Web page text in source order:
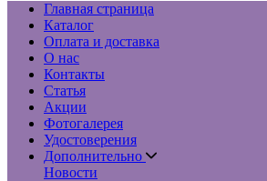
Главная страница
Каталог
Оплата и доставка
О нас
Контакты
Статья
Акции
Фотогалерея
Удостоверения
Дополнительно
Новости